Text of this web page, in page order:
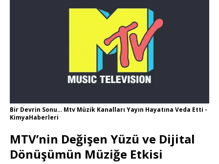
Bir Devrin Sonu… Mtv Müzik Kanalları Yayın Hayatına Veda Etti -
KimyaHaberleri
MTV’nin Değişen Yüzü ve Dijital
Dönüşümün Müziğe Etkisi